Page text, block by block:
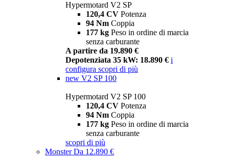
Hypermotard V2 SP
120,4 CV Potenza
94 Nm Coppia
177 kg Peso in ordine di marcia
senza carburante
A partire da 19.890 €
Depotenziata 35 kW: 18.890 € i
configura scopri di più
new V2 SP 100
Hypermotard V2 SP 100
120,4 CV Potenza
94 Nm Coppia
177 kg Peso in ordine di marcia
senza carburante
scopri di più
MonsterDa 12.890 €